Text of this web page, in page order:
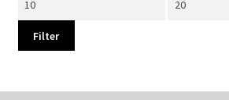
Filter